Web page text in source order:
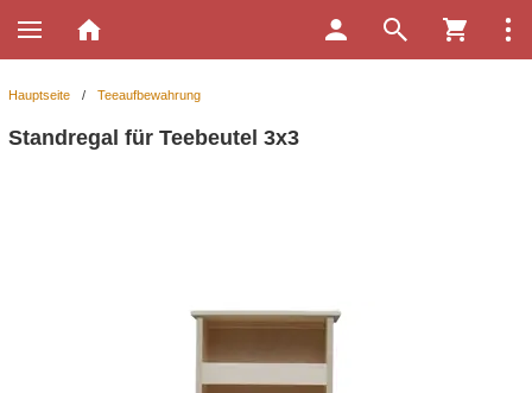
Hauptseite / Teeaufbewahrung
Standregal für Teebeutel 3x3